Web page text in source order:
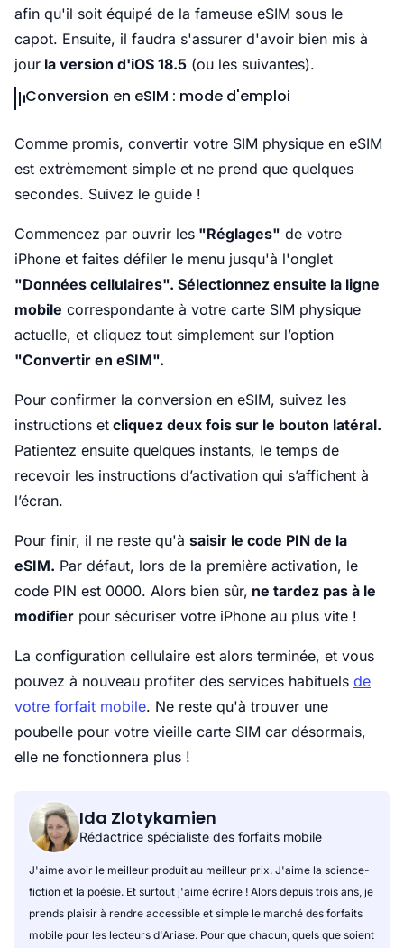
afin qu'il soit équipé de la fameuse eSIM sous le
capot. Ensuite, il faudra s'assurer d'avoir bien mis à
jour la version d'iOS 18.5 (ou les suivantes).
Conversion en eSIM : mode d'emploi
Comme promis, convertir votre SIM physique en eSIM
est extrèmement simple et ne prend que quelques
secondes. Suivez le guide !
Commencez par ouvrir les "Réglages" de votre
iPhone et faites défiler le menu jusqu'à l'onglet
"Données cellulaires". Sélectionnez ensuite la ligne
mobile correspondante à votre carte SIM physique
actuelle, et cliquez tout simplement sur l’option
"Convertir en eSIM".
Pour confirmer la conversion en eSIM, suivez les
instructions et cliquez deux fois sur le bouton latéral.
Patientez ensuite quelques instants, le temps de
recevoir les instructions d’activation qui s’affichent à
l’écran.
Pour finir, il ne reste qu'à saisir le code PIN de la
eSIM. Par défaut, lors de la première activation, le
code PIN est 0000. Alors bien sûr, ne tardez pas à le
modifier pour sécuriser votre iPhone au plus vite !
La configuration cellulaire est alors terminée, et vous
pouvez à nouveau profiter des services habituels de
votre forfait mobile. Ne reste qu'à trouver une
poubelle pour votre vieille carte SIM car désormais,
elle ne fonctionnera plus !
Ida Zlotykamien
Rédactrice spécialiste des forfaits mobile
J'aime avoir le meilleur produit au meilleur prix. J'aime la science-
fiction et la poésie. Et surtout j'aime écrire ! Alors depuis trois ans, je
prends plaisir à rendre accessible et simple le marché des forfaits
mobile pour les lecteurs d'Ariase. Pour que chacun, quels que soient